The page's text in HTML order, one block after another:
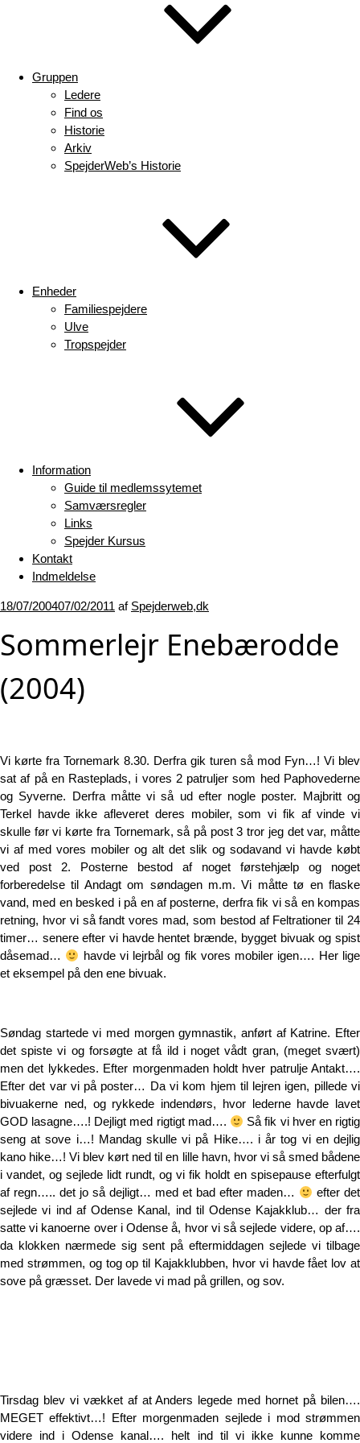
Gruppen
Ledere
Find os
Historie
Arkiv
SpejderWeb’s Historie
Enheder
Familiespejdere
Ulve
Tropspejder
Information
Guide til medlemssytemet
Samværsregler
Links
Spejder Kursus
Kontakt
Indmeldelse
Udgivet
18/07/200407/02/2011 af Spejderweb,dk
Sommerlejr Enebærodde
(2004)
Vi kørte fra Tornemark 8.30. Derfra gik turen så mod Fyn…! Vi blev
sat af på en Rasteplads, i vores 2 patruljer som hed Paphovederne
og Syverne. Derfra måtte vi så ud efter nogle poster. Majbritt og
Terkel havde ikke afleveret deres mobiler, som vi fik af vinde vi
skulle før vi kørte fra Tornemark, så på post 3 tror jeg det var, måtte
vi af med vores mobiler og alt det slik og sodavand vi havde købt
ved post 2. Posterne bestod af noget førstehjælp og noget
forberedelse til Andagt om søndagen m.m. Vi måtte tø en flaske
vand, med en besked i på en af posterne, derfra fik vi så en kompas
retning, hvor vi så fandt vores mad, som bestod af Feltrationer til 24
timer… senere efter vi havde hentet brænde, bygget bivuak og spist
dåsemad…
havde vi lejrbål og fik vores mobiler igen…. Her lige
et eksempel på den ene bivuak.
Søndag startede vi med morgen gymnastik, anført af Katrine. Efter
det spiste vi og forsøgte at få ild i noget vådt gran, (meget svært)
men det lykkedes. Efter morgenmaden holdt hver patrulje Antakt….
Efter det var vi på poster… Da vi kom hjem til lejren igen, pillede vi
bivuakerne ned, og rykkede indendørs, hvor lederne havde lavet
GOD lasagne….! Dejligt med rigtigt mad….
Så fik vi hver en rigtig
seng at sove i…! Mandag skulle vi på Hike…. i år tog vi en dejlig
kano hike…! Vi blev kørt ned til en lille havn, hvor vi så smed bådene
i vandet, og sejlede lidt rundt, og vi fik holdt en spisepause efterfulgt
af regn….. det jo så dejligt… med et bad efter maden…
efter det
sejlede vi ind af Odense Kanal, ind til Odense Kajakklub… der fra
satte vi kanoerne over i Odense å, hvor vi så sejlede videre, op af….
da klokken nærmede sig sent på eftermiddagen sejlede vi tilbage
med strømmen, og tog op til Kajakklubben, hvor vi havde fået lov at
sove på græsset. Der lavede vi mad på grillen, og sov.
Tirsdag blev vi vækket af at Anders legede med hornet på bilen….
MEGET effektivt…! Efter morgenmaden sejlede i mod strømmen
videre ind i Odense kanal…. helt ind til vi ikke kunne komme